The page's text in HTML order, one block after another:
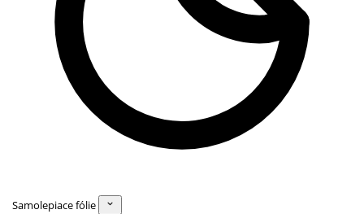
Samolepiace fólie